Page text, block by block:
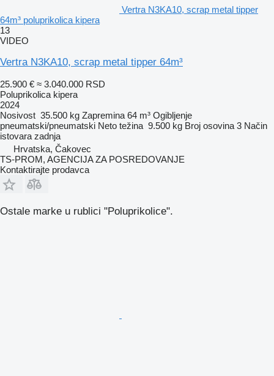
Vertra N3KA10, scrap metal tipper
64m³ poluprikolica kipera
13
VIDEO
Vertra N3KA10, scrap metal tipper 64m³
25.900 € ≈ 3.040.000 RSD
Poluprikolica kipera
2024
Nosivost 35.500 kg Zapremina 64 m³ Ogibljenje
pneumatski/pneumatski Neto težina 9.500 kg Broj osovina 3 Način
istovara zadnja
Hrvatska, Čakovec
TS-PROM, AGENCIJA ZA POSREDOVANJE
Kontaktirajte prodavca
Ostale marke u rublici "Poluprikolice".